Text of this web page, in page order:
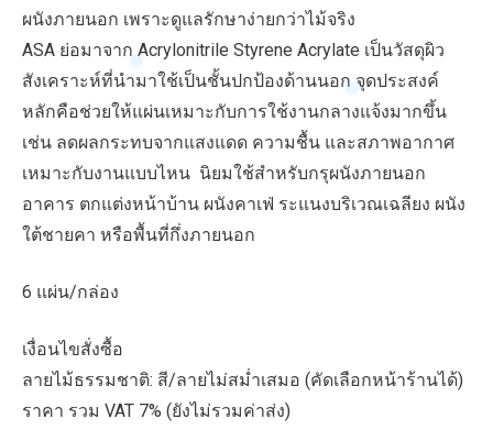
ผนังภายนอก เพราะดูแลรักษาง่ายกว่าไม้จริง
ASA ย่อมาจาก Acrylonitrile Styrene Acrylate เป็นวัสดุผิว
สังเคราะห์ที่นำมาใช้เป็นชั้นปกป้องด้านนอก จุดประสงค์
หลักคือช่วยให้แผ่นเหมาะกับการใช้งานกลางแจ้งมากขึ้น
เช่น ลดผลกระทบจากแสงแดด ความชื้น และสภาพอากาศ
เหมาะกับงานแบบไหน นิยมใช้สำหรับกรุผนังภายนอก
อาคาร ตกแต่งหน้าบ้าน ผนังคาเฟ่ ระแนงบริเวณเฉลียง ผนัง
ใต้ชายคา หรือพื้นที่กึ่งภายนอก
6 แผ่น/กล่อง
เงื่อนไขสั่งซื้อ
ลายไม้ธรรมชาติ: สี/ลายไม่สม่ำเสมอ (คัดเลือกหน้าร้านได้)
ราคา รวม VAT 7% (ยังไม่รวมค่าส่ง)